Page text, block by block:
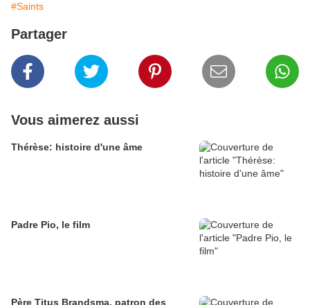
#Saints
Partager
Vous aimerez aussi
Thérèse: histoire d'une âme
Padre Pio, le film
Père Titus Brandsma, patron des